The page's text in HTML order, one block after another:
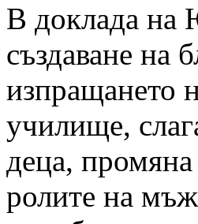
В доклада
създаване на
изпращането
училище,
деца,
ролите на